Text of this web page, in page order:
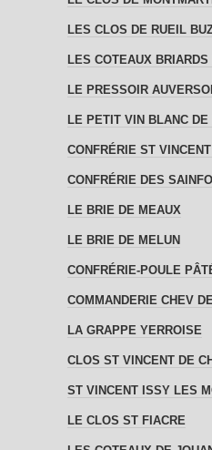
LES CLOS DE RUEIL
LES COTEAUX
LE PRESSOIR
LE PETIT VIN BLANC DE
CONFRÉRIE ST
CONFRÉRIE DES
LE BRIE DE MEAUX
LE BRIE DE MELUN
CONFRÉRIE-POULE
COMMANDERIE CHEV
LA GRAPPE YERROISE
CLOS ST VINCENT DE
ST VINCENT ISSY LES
LE CLOS ST FIACRE